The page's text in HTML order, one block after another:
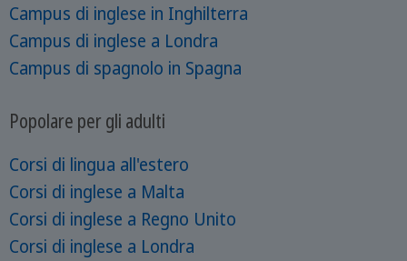
Campus di inglese in Inghilterra
Campus di inglese a Londra
Campus di spagnolo in Spagna
Popolare per gli adulti
Corsi di lingua all'estero
Corsi di inglese a Malta
Corsi di inglese a Regno Unito
Corsi di inglese a Londra